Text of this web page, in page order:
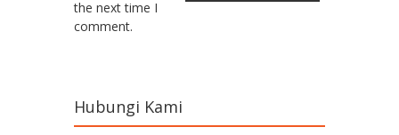
the next time I
comment.
Hubungi Kami